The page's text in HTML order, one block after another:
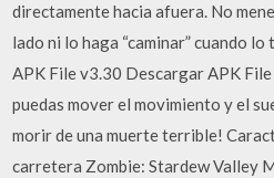
directamente hacia afuera. No
lado ni lo haga “caminar” cuando
APK File v3.30 Descargar APK
puedas mover el movimiento y el
morir de una muerte terrible!
carretera Zombie: Stardew Valley